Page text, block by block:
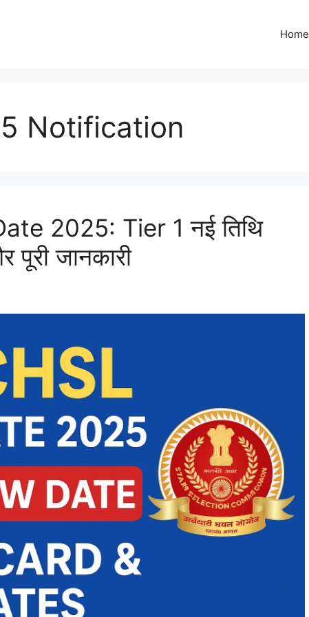
Home
Notification
2025: Tier 1 नई तिथि
जानकारी